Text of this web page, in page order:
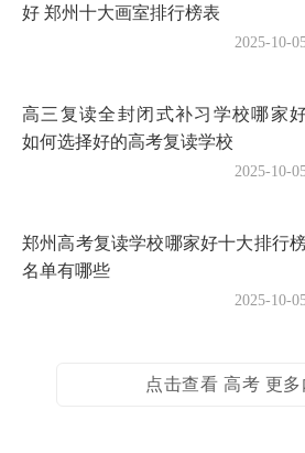
好 郑州十大画室排行榜表
2025-10-
高三复读全封闭式补习学校哪家
如何选择好的高考复读学校
2025-10-
郑州高考复读学校哪家好十大排行
名单有哪些
2025-10-
点击查看 高考 更多